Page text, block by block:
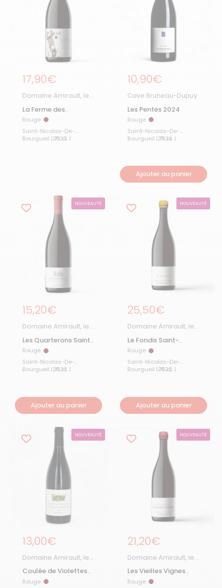
Prix régulier
17,90€
Domaine Amirault, le
La Ferme des
Fontaines 2022
Rouge Rouge
Saint-Nicolas-De-
Bourgueil | 75 cL |
2022
Prix régulier
10,90€
Cave Bruneau-Dupuy
Les Pentes 2024
Rouge Rouge
Saint-Nicolas-De-
Bourgueil | 75 cL |
2024
Ajouter au panier
NOUVEAUTÉ
Prix régulier
15,20€
Domaine Amirault, le
Les Quarterons Saint-
Nicolas-de-Bourgueil
2023
Rouge Rouge
Saint-Nicolas-De-
Bourgueil | 75 cL |
2023
Ajouter au panier
NOUVEAUTÉ
Prix régulier
25,50€
Domaine Amirault, le
Le Fondis Saint-
Nicolas-de-Bourgueil
2022
Rouge Rouge
Saint-Nicolas-De-
Bourgueil | 75 cL |
2022
Ajouter au panier
NOUVEAUTÉ
Prix régulier
13,00€
Domaine Amirault, le
Clos des Quarterons
Coulée de Violettes
2023
Rouge Rouge
NOUVEAUTÉ
Prix régulier
21,20€
Domaine Amirault, le
Les Vieilles Vignes
2022
Rouge Rouge